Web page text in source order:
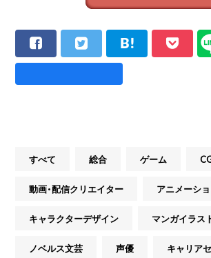
すべて 総合 ゲーム
動画・配信クリエイター アニメーシ
キャラクターデザイン マンガイラス
ノベルス文芸 声優 キャリア